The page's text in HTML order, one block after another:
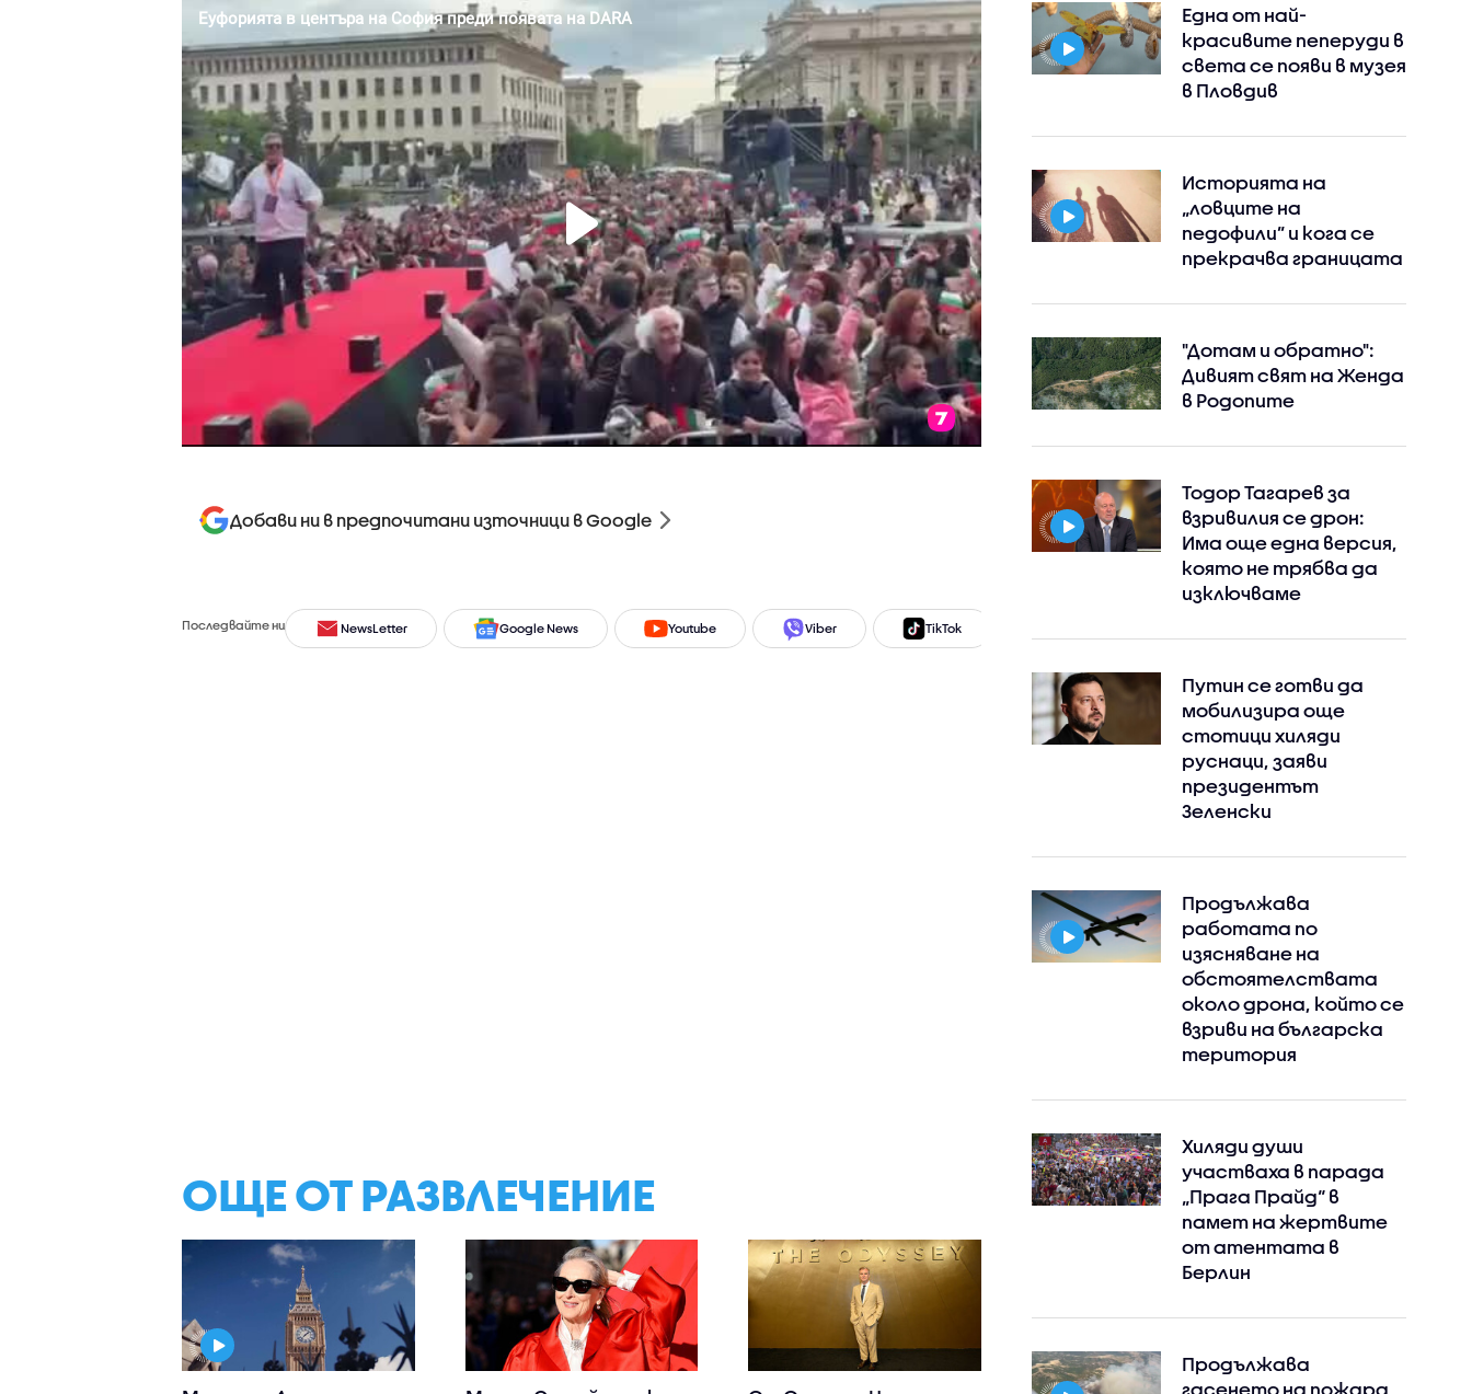
Добави ни в предпочитани източници в Google
Последвайте ни NewsLetter Google News Youtube Viber TikTok
ОЩЕ ОТ РАЗВЛЕЧЕНИЕ
Една от най-
красивите пеперуди в
света се появи в музея
в Пловдив
Историята на
„ловците на
педофили” и кога се
прекрачва границата
"Дотам и обратно":
Дивият свят на Женда
в Родопите
Тодор Тагарев за
взривилия се дрон:
Има още една версия,
която не трябва да
изключваме
Путин се готви да
мобилизира още
стотици хиляди
руснаци, заяви
президентът
Зеленски
Продължава
работата по
изясняване на
обстоятелствата
около дрона, който се
взриви на българска
територия
Хиляди души
участваха в парада
„Прага Прайд“ в
памет на жертвите
от атентата в
Берлин
Продължава
гасенето на пожара